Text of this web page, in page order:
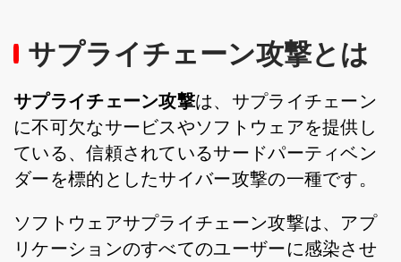
サプライチェーン攻撃とは
サプライチェーン攻撃は、サプライチェーン
に不可欠なサービスやソフトウェアを提供し
ている、信頼されているサードパーティベン
ダーを標的としたサイバー攻撃の一種です。
ソフトウェアサプライチェーン攻撃は、アプ
リケーションのすべてのユーザーに感染させ